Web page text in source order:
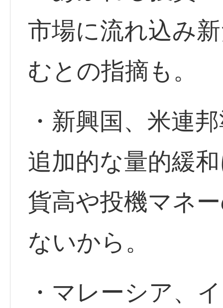
市場に流れ込み
むとの指摘も。
・新興国、米連
追加的な量的緩
貨高や投機マネ
ないから。
・マレーシア、